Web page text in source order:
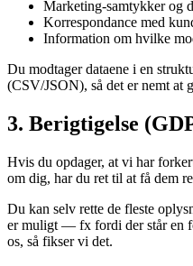
Marketing-samtykker og
Korrespondance med
Information om hvilke
Du modtager dataene i en
(CSV/JSON), så det er nemt at
3. Berigtigelse
Hvis du opdager, at vi har
om dig, har du ret til at få dem
Du kan selv rette de fleste
er muligt — fx fordi der står en
os, så fikser vi det.